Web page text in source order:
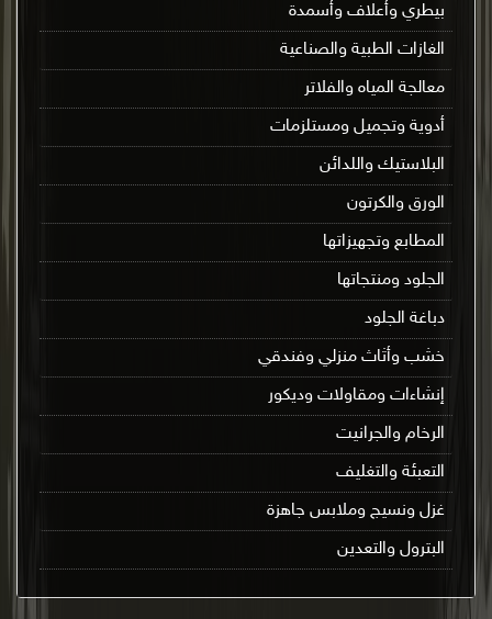
بيطري وأعلاف وأسمدة
الغازات الطبية والصناعية
معالجة المياه والفلاتر
أدوية وتجميل ومستلزمات
البلاستيك واللدائن
الورق والكرتون
المطابع وتجهيزاتها
الجلود ومنتجاتها
دباغة الجلود
خشب وأثاث منزلي وفندقي
إنشاءات ومقاولات وديكور
الرخام والجرانيت
التعبئة والتغليف
غزل ونسيج وملابس جاهزة
البترول والتعدين